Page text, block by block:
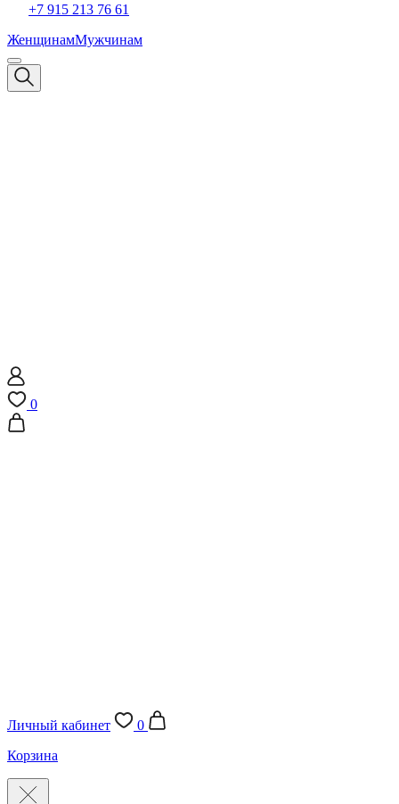
+7 915 213 76 61
ЖенщинамМужчинам
0
Личный кабинет
0
Корзина